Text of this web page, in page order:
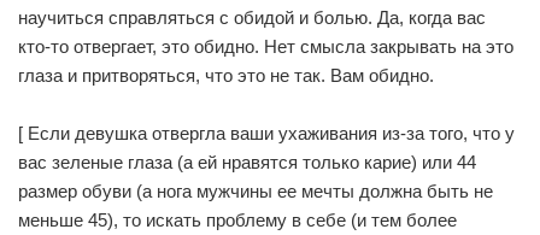
научиться справляться с обидой и болью. Да, когда вас
кто-то отвергает, это обидно. Нет смысла закрывать на это
глаза и притворяться, что это не так. Вам обидно.
[ Если девушка отвергла ваши ухаживания из-за того, что у
вас зеленые глаза (а ей нравятся только карие) или 44
размер обуви (а нога мужчины ее мечты должна быть не
меньше 45), то искать проблему в себе (и тем более